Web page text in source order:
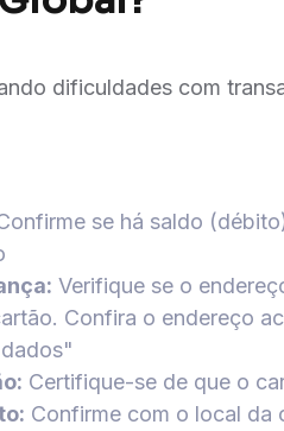
dificuldades com
se há saldo
Verifique se o
Confira o endereço
Certifique-se de que o
Confirme com o local da